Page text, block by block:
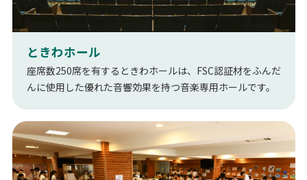
ときわホール
座席数250席を有するときわホールは、FSC認証材をふんだ
んに使用した優れた音響効果を持つ音楽専用ホールです。